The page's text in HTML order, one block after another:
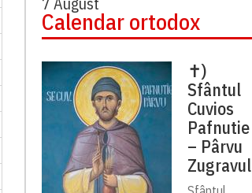
Calendar ortodox
✝)
Sfântul
Cuvios
Pafnutie
– Pârvu
Zugravul